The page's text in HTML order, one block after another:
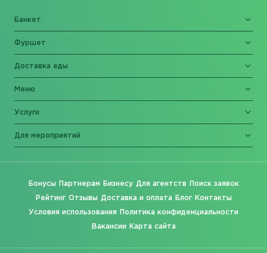
Банкет
Фуршет
Доставка еды
Меню
Услуги
Для мероприятий
Бонусы Партнерам Бизнесу Для агентств Поиск заявок
Рейтинг Отзывы Доставка и оплата Блог Контакты
Условия использования Политика конфиденциальности
Вакансии Карта сайта